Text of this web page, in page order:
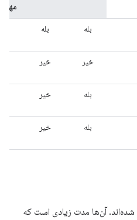
بله بله
خیر خیر
بله خیر
بله خیر
آن‌ها مدت زیادی است که